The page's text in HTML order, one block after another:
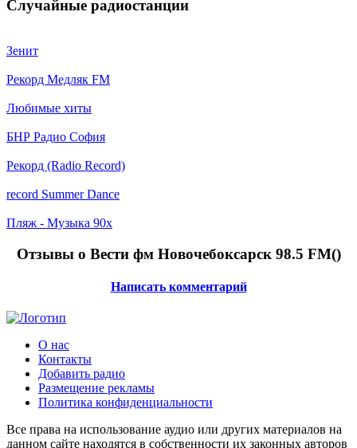
Случайные радиостанции
Зенит
Рекорд Медляк FM
Любимые хиты
БНР Радио София
Рекорд (Radio Record)
record Summer Dance
Пляж - Музыка 90х
Отзывы о Вести фм Новочебоксарск 98.5 FM()
Написать комментарий
О нас
Контакты
Добавить радио
Размещение рекламы
Политика конфиденциальности
Все права на использование аудио или других материалов на
данном сайте находятся в собственности их законных авторов